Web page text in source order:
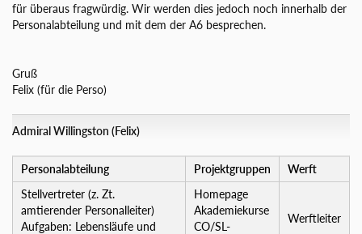
für überaus fragwürdig. Wir werden dies jedoch noch innerhalb der
Personalabteilung und mit dem der A6 besprechen.
Gruß
Felix (für die Perso)
Admiral Willingston (Felix)
Personalabteilung Projektgruppen
Werft
Stellvertreter (z. Zt.
amtierender Personalleiter)
Aufgaben: Lebensläufe und
Homepage
Akademiekurse
CO/SL-
Werftleiter